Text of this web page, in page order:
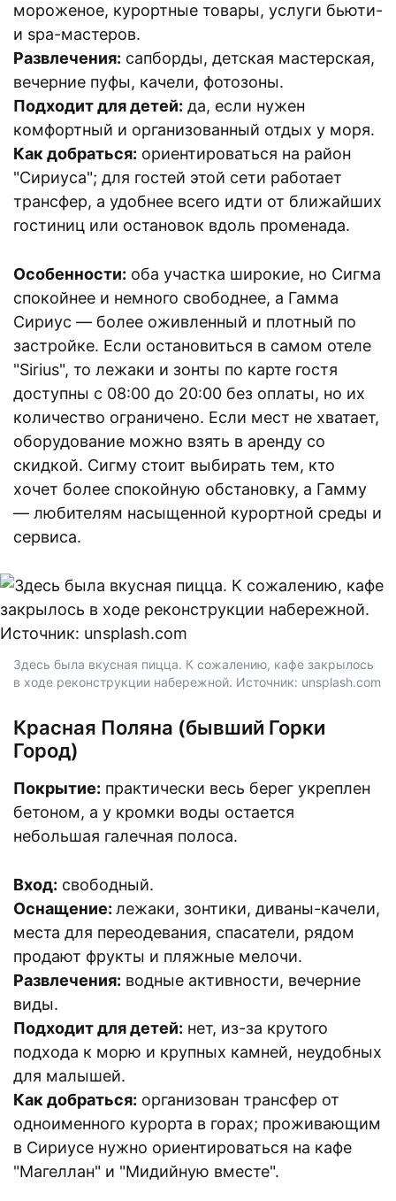
мороженое, курортные товары, услуги бьюти-
и spa-мастеров.
Развлечения: сапборды, детская мастерская,
вечерние пуфы, качели, фотозоны.
Подходит для детей: да, если нужен
комфортный и организованный отдых у моря.
Как добраться: ориентироваться на район
"Сириуса"; для гостей этой сети работает
трансфер, а удобнее всего идти от ближайших
гостиниц или остановок вдоль променада.
Особенности: оба участка широкие, но Сигма
спокойнее и немного свободнее, а Гамма
Сириус — более оживленный и плотный по
застройке. Если остановиться в самом отеле
"Sirius", то лежаки и зонты по карте гостя
доступны с 08:00 до 20:00 без оплаты, но их
количество ограничено. Если мест не хватает,
оборудование можно взять в аренду со
скидкой. Сигму стоит выбирать тем, кто
хочет более спокойную обстановку, а Гамму
— любителям насыщенной курортной среды и
сервиса.
Здесь была вкусная пицца. К сожалению, кафе закрылось
в ходе реконструкции набережной. Источник: unsplash.com
Красная Поляна (бывший Горки
Город)
Покрытие: практически весь берег укреплен
бетоном, а у кромки воды остается
небольшая галечная полоса.
Вход: свободный.
Оснащение: лежаки, зонтики, диваны-качели,
места для переодевания, спасатели, рядом
продают фрукты и пляжные мелочи.
Развлечения: водные активности, вечерние
виды.
Подходит для детей: нет, из-за крутого
подхода к морю и крупных камней, неудобных
для малышей.
Как добраться: организован трансфер от
одноименного курорта в горах; проживающим
в Сириусе нужно ориентироваться на кафе
"Магеллан" и "Мидийную вместе".